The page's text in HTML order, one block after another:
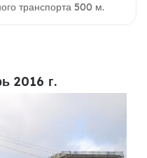
транспорта 500 м.
2016 г.